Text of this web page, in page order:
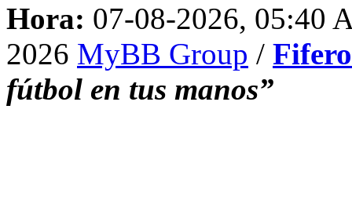
Hora: 07-08-2026, 05:40
2026 MyBB Group /
fútbol en tus manos”